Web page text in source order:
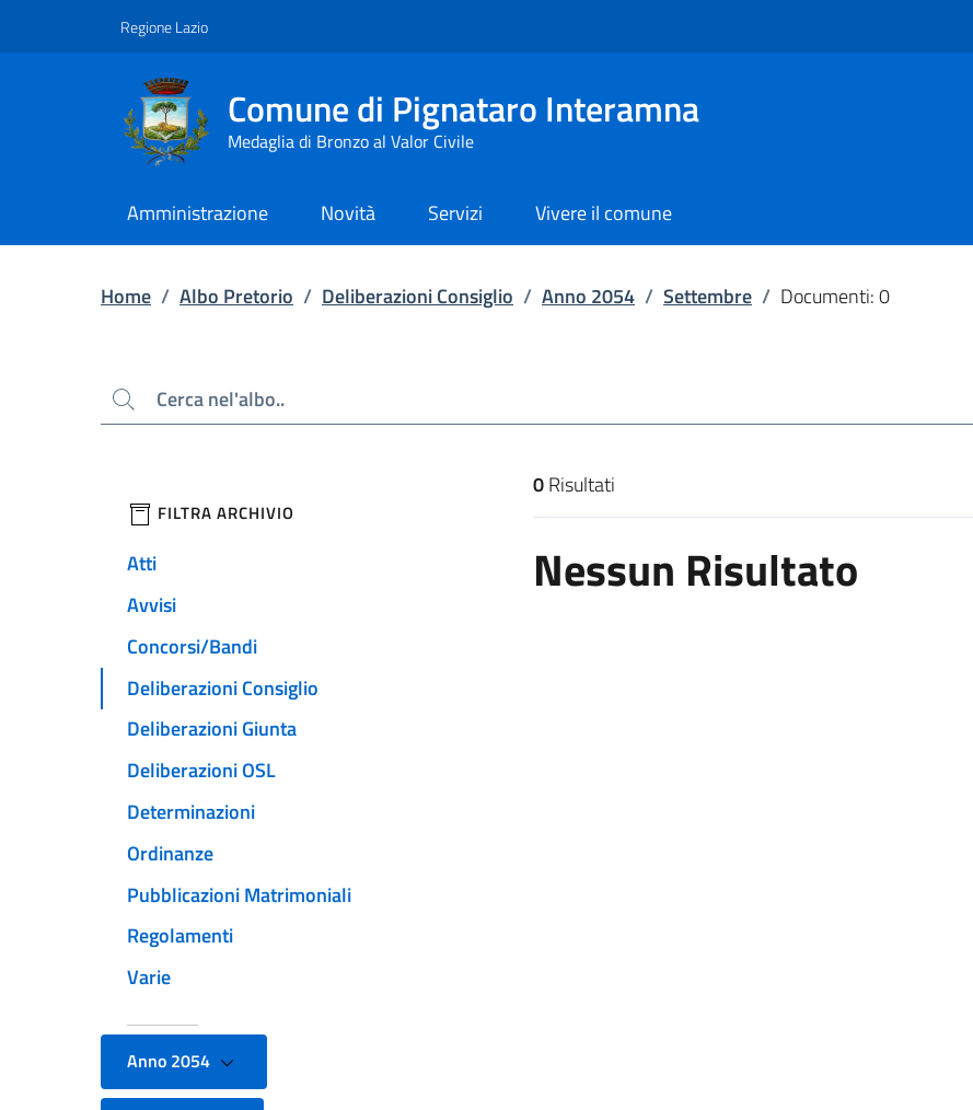
Regione Lazio
Comune di Pignataro Interamna
Medaglia di Bronzo al Valor Civile
Amministrazione Novità Servizi Vivere il comune
Home / Albo Pretorio / Deliberazioni Consiglio / Anno 2054 / Settembre / Documenti: 0
Cerca
filtri da applicare
FILTRA ARCHIVIO
Atti
Avvisi
Concorsi/Bandi
Deliberazioni Consiglio
Deliberazioni Giunta
Deliberazioni OSL
Determinazioni
Ordinanze
Pubblicazioni Matrimoniali
Regolamenti
Varie
Anno 2054
Risultati di ricerca
0Risultati
Nessun Risultato